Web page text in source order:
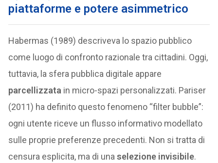
piattaforme e potere asimmetrico
Habermas (1989) descriveva lo spazio pubblico
come luogo di confronto razionale tra cittadini. Oggi,
tuttavia, la sfera pubblica digitale appare
parcellizzata in micro-spazi personalizzati. Pariser
(2011) ha definito questo fenomeno “filter bubble”:
ogni utente riceve un flusso informativo modellato
sulle proprie preferenze precedenti. Non si tratta di
censura esplicita, ma di unaselezione invisibile.